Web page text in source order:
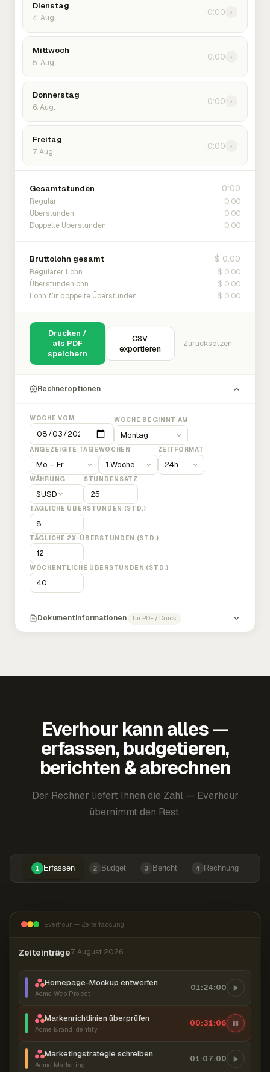
Dienstag
4. Aug.
0:00 ›
Mittwoch
5. Aug.
0:00 ›
Donnerstag
6. Aug.
0:00 ›
Freitag
7. Aug.
0:00 ›
Gesamtstunden 0:00
Regulär 0:00
Überstunden 0:00
Doppelte Überstunden 0:00
Bruttolohn gesamt $ 0.00
Regulärer Lohn $ 0.00
Überstundenlohn $ 0.00
Lohn für doppelte Überstunden $ 0.00
Drucken /
als PDF
speichern
CSV
exportieren
Zurücksetzen
Rechneroptionen
WOCHE VOM WOCHE BEGINNT AM
ANGEZEIGTE TAGEWOCHEN ZEITFORMAT
WÄHRUNG
$USD
STUNDENSATZ
TÄGLICHE ÜBERSTUNDEN (STD.)
TÄGLICHE 2X-ÜBERSTUNDEN (STD.)
WÖCHENTLICHE ÜBERSTUNDEN (STD.)
Dokumentinformationen für PDF / Druck
Everhour kann alles —
erfassen, budgetieren,
berichten & abrechnen
Der Rechner liefert Ihnen die Zahl — Everhour
übernimmt den Rest.
1 Erfassen 2 Budget 3 Bericht 4 Rechnung
Everhour — Zeiterfassung
Zeiteinträge7. August 2026
Homepage-Mockup entwerfen
Acme Web Project
01:24:00
Markenrichtlinien überprüfen
Acme Brand Identity
00:31:07
Marketingstrategie schreiben
Acme Marketing
01:07:00